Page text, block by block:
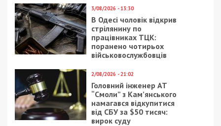
3/08/2026 - 13:30
В Одесі чоловік відкрив
стрілянину по
працівниках ТЦК:
поранено чотирьох
військовослужбовців
2/08/2026 - 21:02
Головний інженер АТ
“Смоли” з Кам’янського
намагався відкупитися
від СБУ за $50 тисяч:
вирок суду